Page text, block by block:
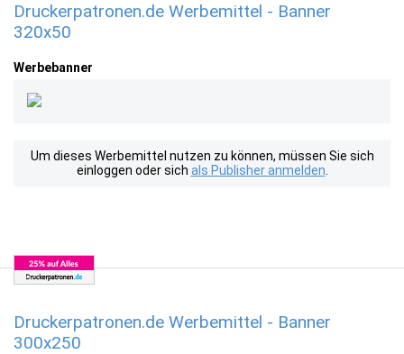
Druckerpatronen.de Werbemittel - Banner
320x50
Werbebanner
Um dieses Werbemittel nutzen zu können, müssen Sie sich
einloggen oder sich als Publisher anmelden
Druckerpatronen.de Werbemittel - Banner
300x250